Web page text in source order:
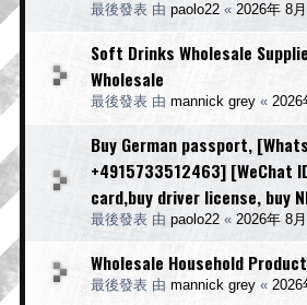
最後發表 由 paolo22 « 2026年 8
Soft Drinks Wholesale
Wholesale
最後發表 由 mannick grey « 2026
Buy German passport,
+4915733512463] [WeChat
card,buy driver license, buy
最後發表 由 paolo22 « 2026年 8
Wholesale Household
最後發表 由 mannick grey « 2026